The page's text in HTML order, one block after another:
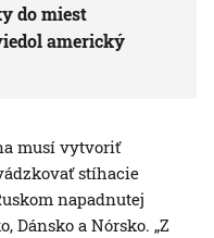
do miest
americký
musí vytvoriť
stíhacie
napadnutej
Dánsko a Nórsko. „Z